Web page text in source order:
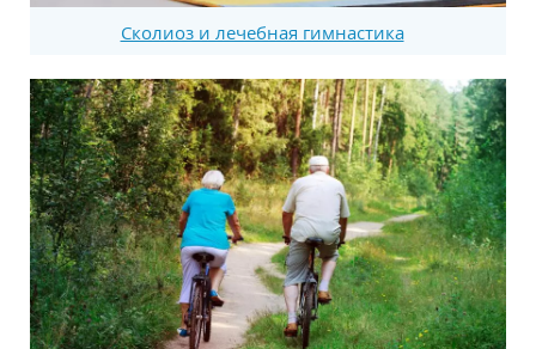
Сколиоз и лечебная гимнастика